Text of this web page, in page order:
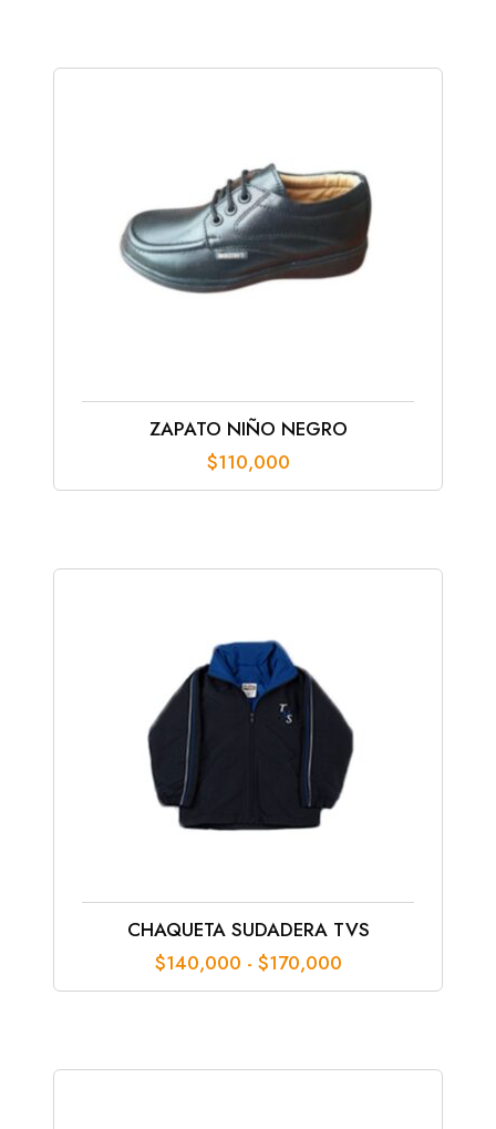
ZAPATO NIÑO NEGRO
$110,000
CHAQUETA SUDADERA TVS
$140,000 - $170,000Rango
de
hasta